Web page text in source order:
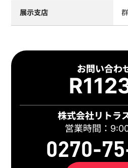
展示支店
お問い合わ
株式会社リトラ
営業時間：
0270-